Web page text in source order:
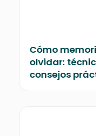
Cómo
olvidar:
consejos